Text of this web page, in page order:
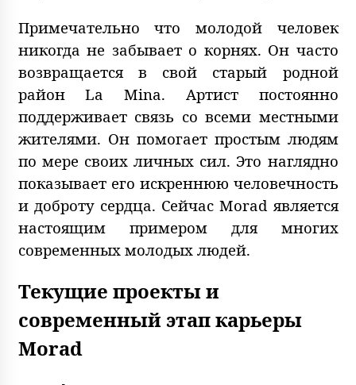
Примечательно что молодой человек
никогда не забывает о корнях. Он часто
возвращается в свой старый родной
район La Mina. Артист постоянно
поддерживает связь со всеми местными
жителями. Он помогает простым людям
по мере своих личных сил. Это наглядно
показывает его искреннюю человечность
и доброту сердца. Сейчас Morad является
настоящим примером для многих
современных молодых людей.
Текущие проекты и
современный этап карьеры
Morad